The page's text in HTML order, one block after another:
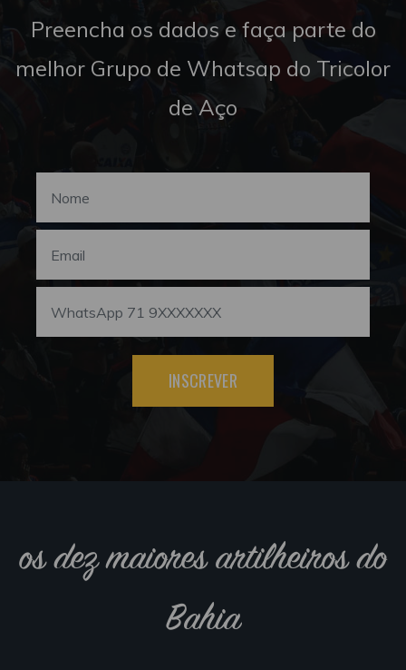
Preencha os dados e faça parte do
melhor Grupo de Whatsap do Tricolor
de Aço
INSCREVER
os dez maiores artilheiros do
Bahia